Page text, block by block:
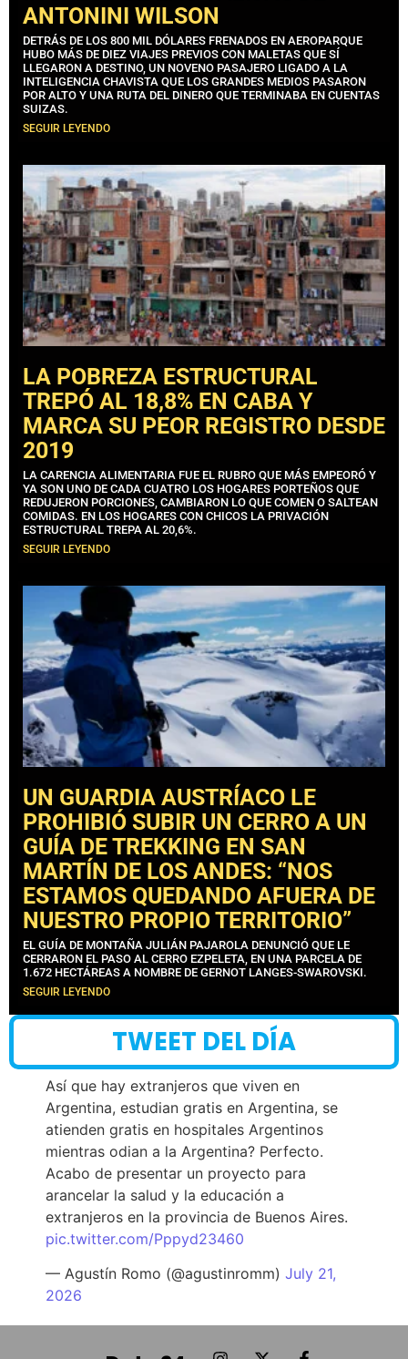
ANTONINI WILSON
DETRÁS DE LOS 800 MIL DÓLARES FRENADOS EN AEROPARQUE
HUBO MÁS DE DIEZ VIAJES PREVIOS CON MALETAS QUE SÍ
LLEGARON A DESTINO, UN NOVENO PASAJERO LIGADO A LA
INTELIGENCIA CHAVISTA QUE LOS GRANDES MEDIOS PASARON
POR ALTO Y UNA RUTA DEL DINERO QUE TERMINABA EN CUENTAS
SUIZAS.
SEGUIR LEYENDO
LA POBREZA ESTRUCTURAL
TREPÓ AL 18,8% EN CABA Y
MARCA SU PEOR REGISTRO DESDE
2019
LA CARENCIA ALIMENTARIA FUE EL RUBRO QUE MÁS EMPEORÓ Y
YA SON UNO DE CADA CUATRO LOS HOGARES PORTEÑOS QUE
REDUJERON PORCIONES, CAMBIARON LO QUE COMEN O SALTEAN
COMIDAS. EN LOS HOGARES CON CHICOS LA PRIVACIÓN
ESTRUCTURAL TREPA AL 20,6%.
SEGUIR LEYENDO
UN GUARDIA AUSTRÍACO LE
PROHIBIÓ SUBIR UN CERRO A UN
GUÍA DE TREKKING EN SAN
MARTÍN DE LOS ANDES: “NOS
ESTAMOS QUEDANDO AFUERA DE
NUESTRO PROPIO TERRITORIO”
EL GUÍA DE MONTAÑA JULIÁN PAJAROLA DENUNCIÓ QUE LE
CERRARON EL PASO AL CERRO EZPELETA, EN UNA PARCELA DE
1.672 HECTÁREAS A NOMBRE DE GERNOT LANGES-SWAROVSKI.
SEGUIR LEYENDO
TWEET DEL DÍA
Así que hay extranjeros que viven en
Argentina, estudian gratis en Argentina, se
atienden gratis en hospitales Argentinos
mientras odian a la Argentina? Perfecto.
Acabo de presentar un proyecto para
arancelar la salud y la educación a
extranjeros en la provincia de Buenos Aires.
pic.twitter.com/Pppyd23460
— Agustín Romo (@agustinromm) July 21,
2026